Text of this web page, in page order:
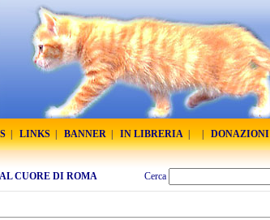
LINKS BANNER IN LIBRERIA DONAZIONI
CUORE DI ROMA Cerca